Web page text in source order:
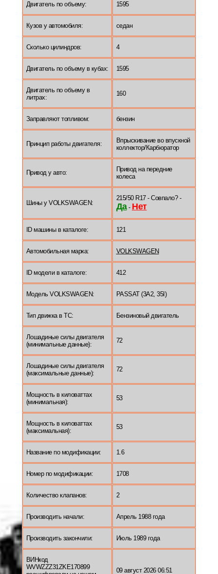
Двигатель по объему: 1595
Кузов у автомобиля: седан
Сколько цилиндров: 4
Двигатель по объему в кубах: 1595
Двигатель по объему в
литрах:
160
Заправляют топливом: бензин
Принцип работы двигателя:
Впрыскивание во впускной
коллектор/Карбюратор
Привод у авто:
Привод на передние
колеса
Шины у VOLKSWAGEN:
215/50 R17 - Совпало? -
Да- Нет
ID машины в каталоге: 121
Автомобильная марка: VOLKSWAGEN
ID модели в каталоге: 412
Модель VOLKSWAGEN: PASSAT (3A2, 35I)
Тип движка в ТС: Бензиновый двигатель
Лошадиные силы двигателя
(минимальные данные):
72
Лошадиные силы двигателя
(максимальные данные):
72
Мощность в киловаттах
(минимальная):
53
Мощность в киловаттах
(максимальная):
53
Название по модификации: 1.6
Номер по модификации: 1708
Количество клапанов: 2
Производить начали: Апрель 1988 года
Производить закончили: Июль 1989 года
ВИНкод
WVWZZZ31ZKE170899
09 август 2026 06:51